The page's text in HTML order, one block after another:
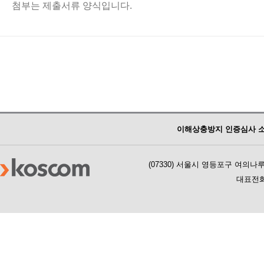
첨부는 제출서류 양식입니다.​
이해상충방지 인증심사
(07330) 서울시 영등포구 여의나
대표전